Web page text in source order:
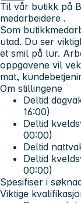
Til vår butikk på
medarbeidere .
Som
utad. Du ser
et smil på lur.
oppgavene vil
mat,
Om stillingene
Deltid
16:00)
Deltid
00:00)
Deltid
Deltid
00:00)
Spesifiser i
Viktige